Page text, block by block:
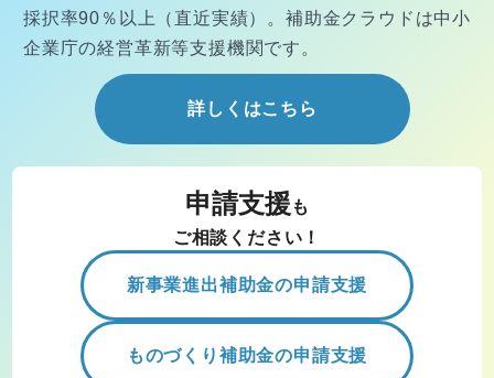
採択率90％以上（直近実績）。 補助金クラウドは中小
企業庁の経営革新等支援機関です。
詳しくはこちら
申請支援 も
ご相談ください！
新事業進出補助金の申請支援
ものづくり補助金の申請支援